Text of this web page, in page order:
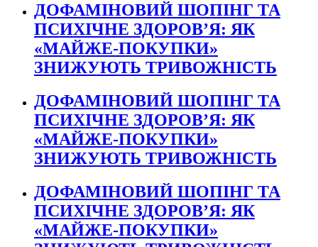
ДОФАМІНОВИЙ ШОПІНГ ТА
ПСИХІЧНЕ ЗДОРОВ’Я: ЯК
«МАЙЖЕ-ПОКУПКИ»
ЗНИЖУЮТЬ ТРИВОЖНІСТЬ
ДОФАМІНОВИЙ ШОПІНГ ТА
ПСИХІЧНЕ ЗДОРОВ’Я: ЯК
«МАЙЖЕ-ПОКУПКИ»
ЗНИЖУЮТЬ ТРИВОЖНІСТЬ
ДОФАМІНОВИЙ ШОПІНГ ТА
ПСИХІЧНЕ ЗДОРОВ’Я: ЯК
«МАЙЖЕ-ПОКУПКИ»